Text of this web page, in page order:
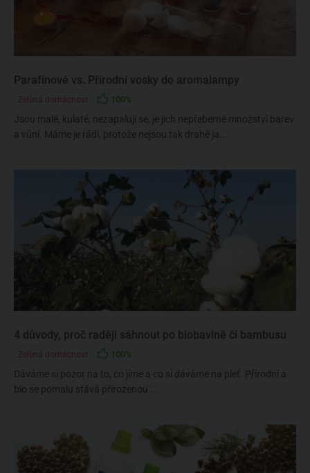
Parafínové vs. Přírodní vosky do aromalampy
Zelená domácnost 100%
Jsou malé, kulaté, nezapalují se, je jich nepřeberné množství barev
a vůní. Máme je rádi, protože nejsou tak drahé ja...
4 důvody, proč raději sáhnout po biobavlně či bambusu
Zelená domácnost 100%
Dáváme si pozor na to, co jíme a co si dáváme na pleť. Přírodní a
bio se pomalu stává přirozenou ...